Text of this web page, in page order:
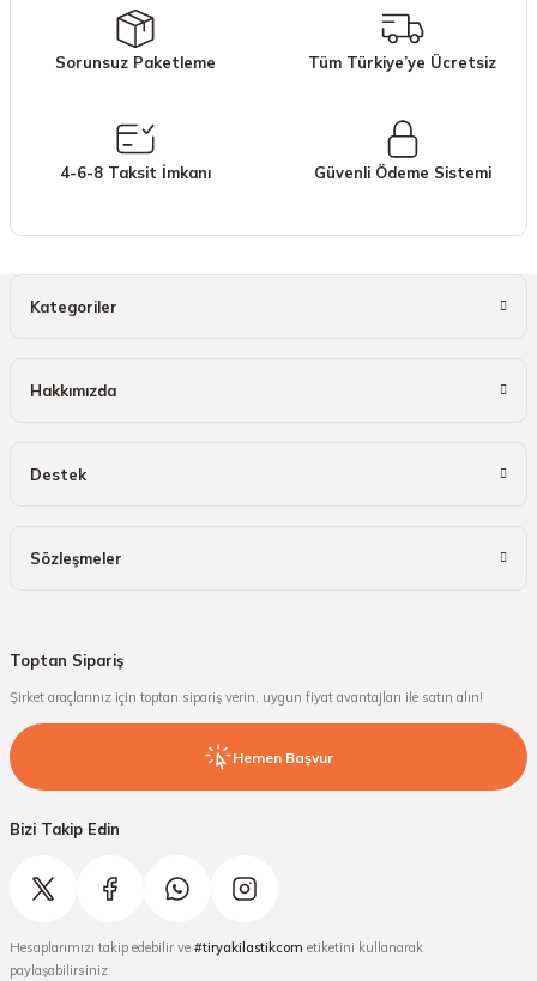
Ürün açıklamasında eksik bilgiler bulunuyor.
Ürün bilgilerinde hatalar bulunuyor.
Bu ürüne benzer farklı alternatifler olmalı.
Sorunsuz Paketleme Tüm Türkiye’ye Ücretsiz
4-6-8 Taksit İmkanı Güvenli Ödeme Sistemi
Kategoriler
Hakkımızda
Destek
Sözleşmeler
Toptan Sipariş
Şirket araçlarınız için toptan sipariş verin, uygun fiyat avantajları ile satın alın!
Hemen Başvur
Bizi Takip Edin
Hesaplarımızı takip edebilir ve #tiryakilastikcom etiketini kullanarak
paylaşabilirsiniz.